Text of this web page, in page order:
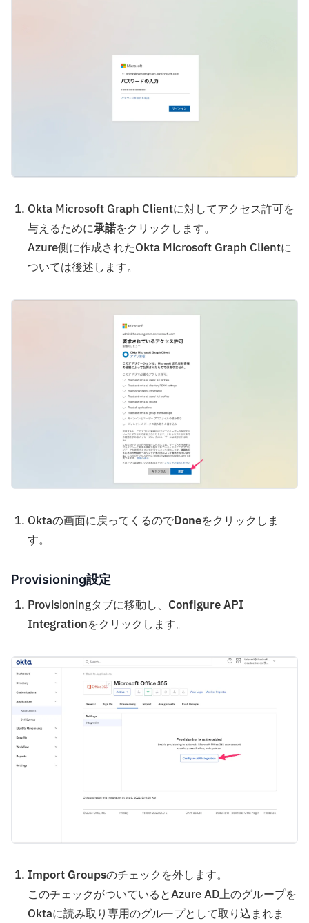
Okta Microsoft Graph Clientに対してアクセス許可を
与えるために承諾をクリックします。
Azure側に作成されたOkta Microsoft Graph Clientに
ついては後述します。
Oktaの画面に戻ってくるのでDoneをクリックしま
す。
Provisioning設定
Provisioningタブに移動し、 Configure API
Integrationをクリックします。
Import Groupsのチェックを外します。
このチェックがついているとAzure AD上のグループを
Oktaに読み取り専用のグループとして取り込まれま